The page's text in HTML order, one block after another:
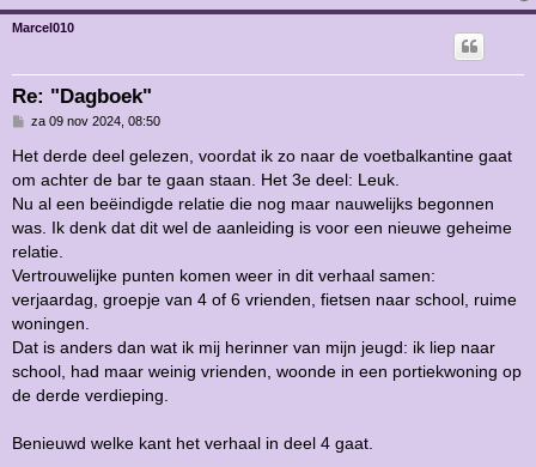
Marcel010
Re: "Dagboek"
B
r
i
c
t
za 09 nov 2024, 08:50
Het derde deel gelezen, voordat ik zo naar de voetbalkantine gaat
om achter de bar te gaan staan. Het 3e deel: Leuk.
Nu al een beëindigde relatie die nog maar nauwelijks begonnen
was. Ik denk dat dit wel de aanleiding is voor een nieuwe geheime
relatie.
Vertrouwelijke punten komen weer in dit verhaal samen:
verjaardag, groepje van 4 of 6 vrienden, fietsen naar school, ruime
woningen.
Dat is anders dan wat ik mij herinner van mijn jeugd: ik liep naar
school, had maar weinig vrienden, woonde in een portiekwoning op
de derde verdieping.
Benieuwd welke kant het verhaal in deel 4 gaat.